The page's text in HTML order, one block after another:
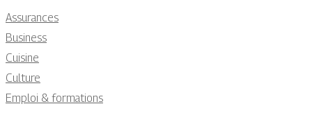
Assurances
Business
Cuisine
Culture
Emploi & formations